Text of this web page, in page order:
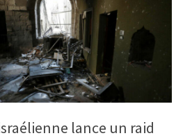
lance un raid